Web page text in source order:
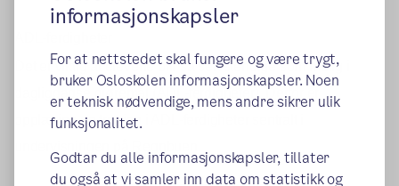
informasjonskapsler
For at nettstedet skal fungere og være trygt,
bruker Osloskolen informasjonskapsler. Noen
er teknisk nødvendige, mens andre sikrer ulik
funksjonalitet.
Godtar du alle informasjonskapsler, tillater
du også at vi samler inn data om statistikk og
Det er viktig at elevene blir så selvstendige som mulig i
dagligdagse gjøremål (ADL-ferdigheter). Derfor er
opplæring og trening i ADL-ferdigheter sentralt i